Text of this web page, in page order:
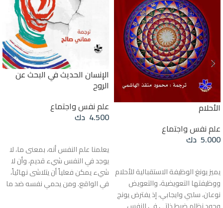
الأحلام
علم نفس واجتماع
5.000 دك
يميز يونغ الوظيفة الاستقبالية للأحلام
ووظيفتها التعويضية، والتعويض
نوعان، سلبي وايجابي، إذ يفترض يونج
الإنسان الحديث في البحث عن
الروح
علم نفس واجتماع
4.500 دك
يعلمنا علم النفس أنه، بمعنى ما، لا
يوجد في النفس شيء قديم، وأن لا
شيء يمكن فعلياً أن يتلاشى نهائياً،
في الواقع. ومن يحمي نفسه ضد ما